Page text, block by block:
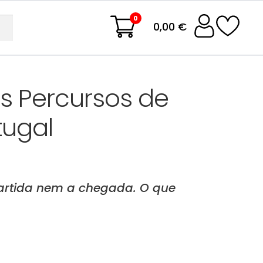
0
0,00 €
Percursos de
nem a chegada. O que